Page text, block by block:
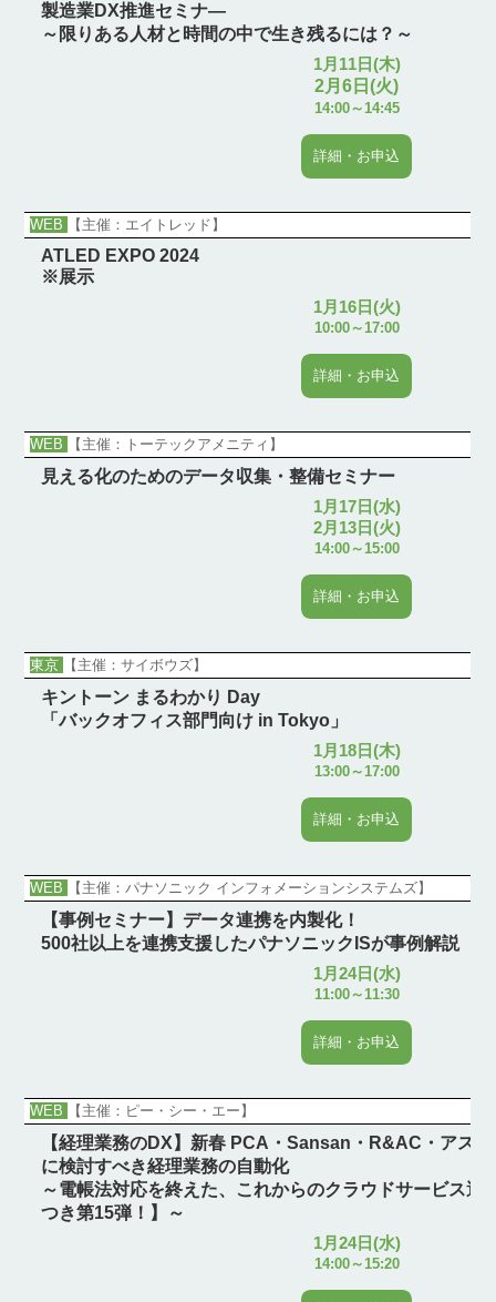
製造業DX推進セミナ―
～限りある人材と時間の中で生き残るには？～
1月11日(木)
2月6日(火)
14:00～14:45
詳細・お申込
WEB 【主催：エイトレッド】
ATLED EXPO 2024
※展示
1月16日(火)
10:00～17:00
詳細・お申込
WEB 【主催：トーテックアメニティ】
見える化のためのデータ収集・整備セミナー
1月17日(水)
2月13日(火)
14:00～15:00
詳細・お申込
東京 【主催：サイボウズ】
キントーン まるわかり Day
「バックオフィス部門向け in Tokyo」
1月18日(木)
13:00～17:00
詳細・お申込
WEB 【主催：パナソニック インフォメーションシステムズ】
【事例セミナー】データ連携を内製化！
500社以上を連携支援したパナソニックISが事例解説
1月24日(水)
11:00～11:30
詳細・お申込
WEB 【主催：ピー・シー・エー】
【経理業務のDX】新春 PCA・Sansan・R&AC・アス
に検討すべき経理業務の自動化
～電帳法対応を終えた、これからのクラウドサービス選
つき第15弾！】～
1月24日(水)
14:00～15:20